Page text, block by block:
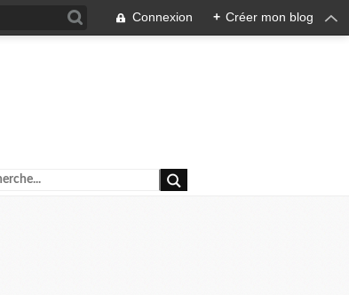
Connexion + Créer mon blog